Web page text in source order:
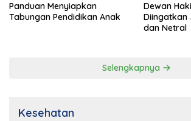
Panduan Menyiapkan
Tabungan Pendidikan Anak
Dewan
Diingatkan
dan Netral
Selengkapnya
Kesehatan